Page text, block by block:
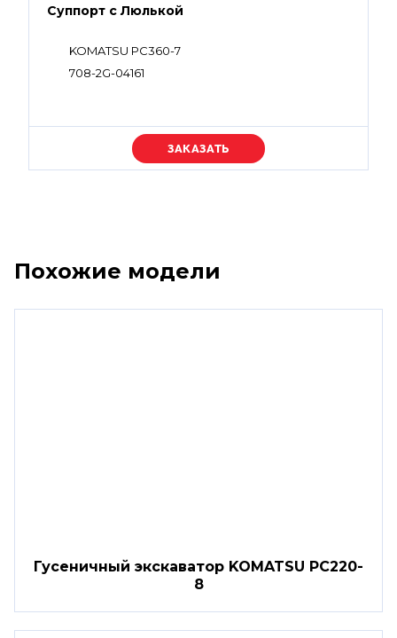
Суппорт с Люлькой
KOMATSU PC360-7
708-2G-04161
Уточняйте цену
Похожие модели
Гусеничный экскаватор KOMATSU PC220-
8